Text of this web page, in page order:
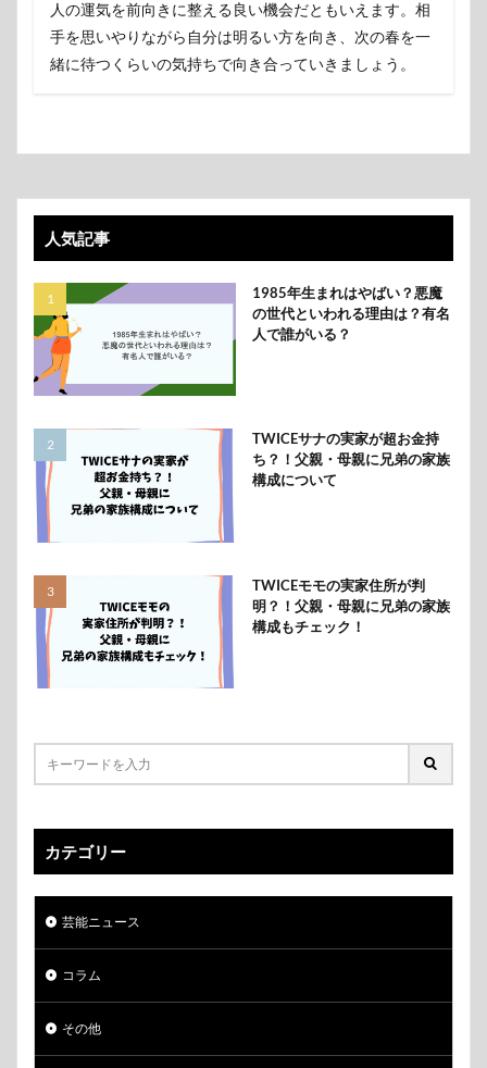
人の運気を前向きに整える良い機会だともいえます。相
手を思いやりながら自分は明るい方を向き、次の春を一
緒に待つくらいの気持ちで向き合っていきましょう。
人気記事
1985年生まれはやばい？悪魔
の世代といわれる理由は？有名
人で誰がいる？
TWICEサナの実家が超お金持
ち？！父親・母親に兄弟の家族
構成について
TWICEモモの実家住所が判
明？！父親・母親に兄弟の家族
構成もチェック！
カテゴリー
芸能ニュース
コラム
その他